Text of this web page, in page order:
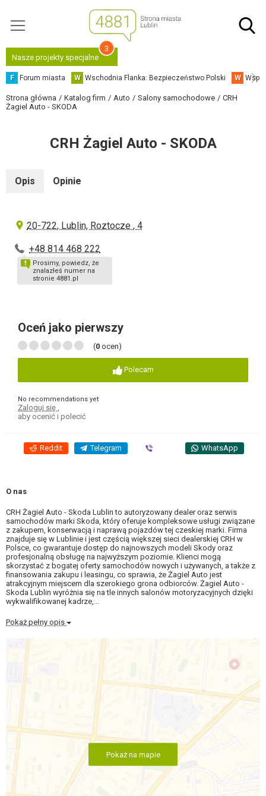
Nasze projekty specjalne
3
F Forum miasta W Wschodnia Flanka: Bezpieczeństwo Polski W
Strona główna Katalog firm Auto Salony samochodowe
CRH
Żagiel Auto - SKODA
CRH Żagiel Auto - SKODA
Opis Opinie
20-722, Lublin, Roztocze , 4
+48 814 468 222
Prosimy, powiedz, że
znalazłeś numer na
stronie 4881.pl
Oceń jako pierwszy
(0 ocen)
Polecam
No recommendations yet
Zaloguj się
aby ocenić i polecić
Reddit Telegram WhatsApp
O nas
CRH Żagiel Auto - Skoda Lublin to autoryzowany dealer oraz serwis
samochodów marki Skoda, który oferuje kompleksowe usługi związane
z zakupem, konserwacją i naprawą pojazdów tej czeskiej marki. Firma
znajduje się w Lublinie i jest częścią większej sieci dealerskiej CRH w
Polsce, co gwarantuje dostęp do najnowszych modeli Skody oraz
profesjonalną obsługę na najwyższym poziomie. Klienci mogą
skorzystać z bogatej oferty samochodów nowych i używanych, a także z
finansowania zakupu i leasingu, co sprawia, że Żagiel Auto jest
atrakcyjnym miejscem dla szerokiego grona odbiorców. Żagiel Auto -
Skoda Lublin wyróżnia się na tle innych salonów motoryzacyjnych dzięki
wykwalifikowanej kadrze,...
Pokaż pełny opis
Pokaż na mapie